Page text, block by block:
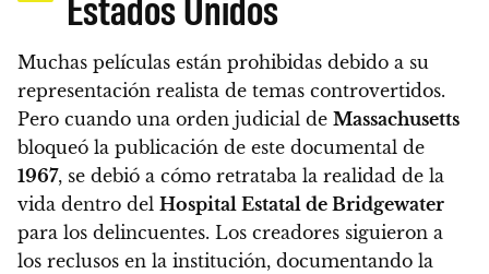
Muchas películas están prohibidas debido a su
representación realista de temas controvertidos.
Pero cuando una orden judicial de Massachusetts
bloqueó la publicación de este documental de
1967, se debió a cómo retrataba la realidad de la
vida dentro del Hospital Estatal de Bridgewater
para los delincuentes. Los creadores siguieron a
los reclusos en la institución, documentando la